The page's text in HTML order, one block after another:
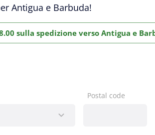
Antigua e Barbuda!
sulla spedizione verso Antigua e
Postal code